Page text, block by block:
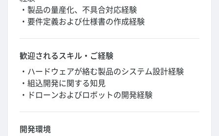
・製品の量産化、不具合対応経験
・要件定義および仕様書の作成経験
歓迎されるスキル・ご経験
・ハードウェアが絡む製品のシステム設計経験
・組込開発に関する知見
・ドローンおよびロボットの開発経験
開発環境